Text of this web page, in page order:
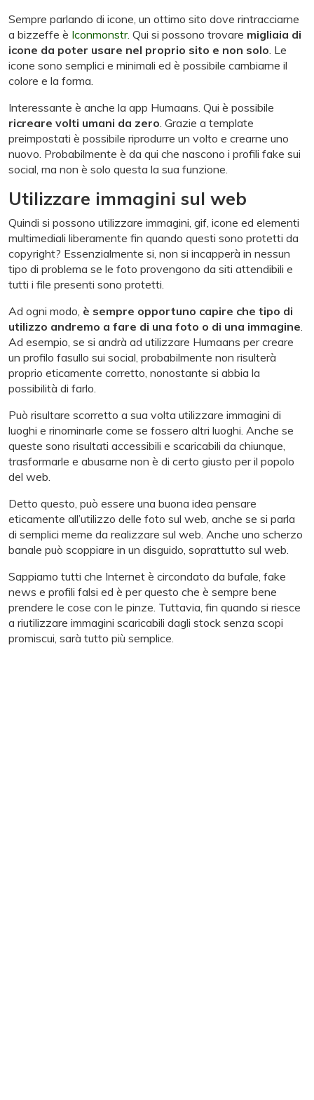
Sempre parlando di icone, un ottimo sito dove rintracciarne
a bizzeffe è Iconmonstr. Qui si possono trovare migliaia di
icone da poter usare nel proprio sito e non solo . Le
icone sono semplici e minimali ed è possibile cambiarne il
colore e la forma.
Interessante è anche la app Humaans. Qui è possibile
ricreare volti umani da zero . Grazie a template
preimpostati è possibile riprodurre un volto e crearne uno
nuovo. Probabilmente è da qui che nascono i profili fake sui
social, ma non è solo questa la sua funzione.
Utilizzare immagini sul web
Quindi si possono utilizzare immagini, gif, icone ed elementi
multimediali liberamente fin quando questi sono protetti da
copyright? Essenzialmente si, non si incapperà in nessun
tipo di problema se le foto provengono da siti attendibili e
tutti i file presenti sono protetti.
Ad ogni modo, è sempre opportuno capire che tipo di
utilizzo andremo a fare di una foto o di una immagine
Ad esempio, se si andrà ad utilizzare Humaans per creare
un profilo fasullo sui social, probabilmente non risulterà
proprio eticamente corretto, nonostante si abbia la
possibilità di farlo.
Può risultare scorretto a sua volta utilizzare immagini di
luoghi e rinominarle come se fossero altri luoghi. Anche se
queste sono risultati accessibili e scaricabili da chiunque,
trasformarle e abusarne non è di certo giusto per il popolo
del web.
Detto questo, può essere una buona idea pensare
eticamente all’utilizzo delle foto sul web, anche se si parla
di semplici meme da realizzare sul web. Anche uno scherzo
banale può scoppiare in un disguido, soprattutto sul web.
Sappiamo tutti che Internet è circondato da bufale, fake
news e profili falsi ed è per questo che è sempre bene
prendere le cose con le pinze. Tuttavia, fin quando si riesce
a riutilizzare immagini scaricabili dagli stock senza scopi
promiscui, sarà tutto più semplice.